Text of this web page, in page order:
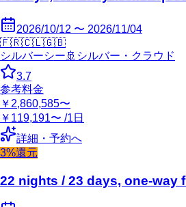
2026/10/12 〜 2026/11/04
🇫🇷🇨🇱🇬🇧
シルバーシー 🚢 シルバー・クラウド
3.7
参考料金
￥2,860,585〜
￥119,191〜 /1日
詳細・予約へ
3%還元
22 nights / 23 days, one-way